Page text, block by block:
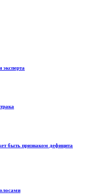
эксперта
быть признаком дефицита